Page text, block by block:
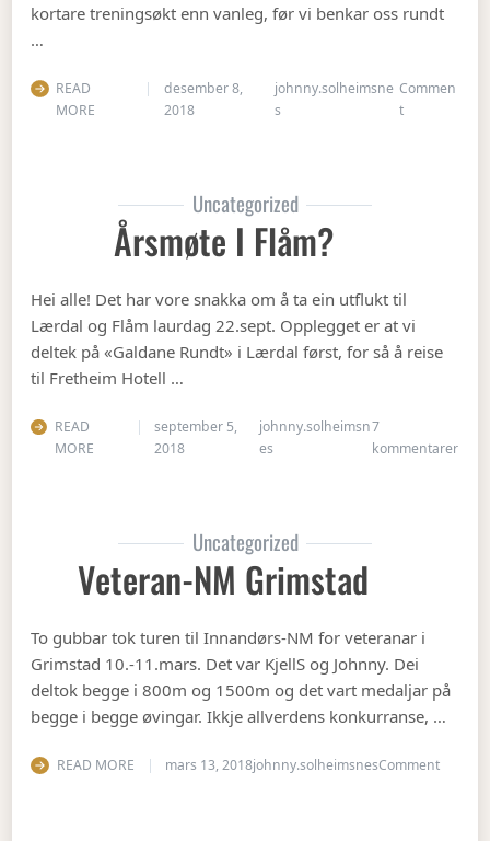
kortare treningsøkt enn vanleg, før vi benkar oss rundt
…
READ
MORE
desember 8,
2018
johnny.solheimsne
s
Commen
ton Julebordet
Uncategorized
Årsmøte I Flåm?
Hei alle! Det har vore snakka om å ta ein utflukt til
Lærdal og Flåm laurdag 22.sept. Opplegget er at vi
deltek på «Galdane Rundt» i Lærdal først, for så å reise
til Fretheim Hotell …
READ
MORE
september 5,
2018
johnny.solheimsn
es
7
kommentarertil
Uncategorized
Veteran-NM Grimstad
To gubbar tok turen til Innandørs-NM for veteranar i
Grimstad 10.-11.mars. Det var KjellS og Johnny. Dei
deltok begge i 800m og 1500m og det vart medaljar på
begge i begge øvingar. Ikkje allverdens konkurranse, …
READ MORE mars 13, 2018johnny.solheimsnesCommenton